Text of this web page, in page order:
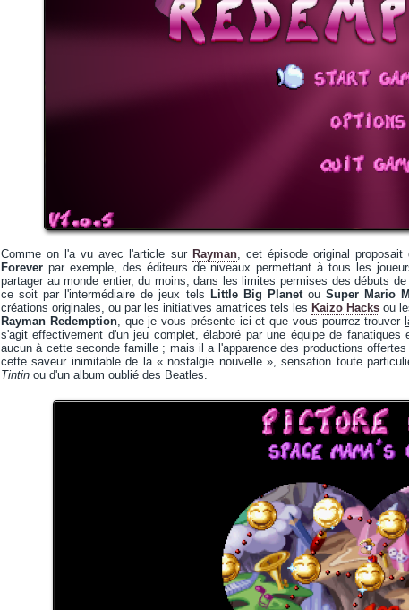
Comme on l'a vu avec l'article sur Rayman, cet épisode original
Forever par exemple, des éditeurs de niveaux permettant à tous les
partager au monde entier, du moins, dans les limites permises des débuts
ce soit par l'intermédiaire de jeux tels Little Big PlanetouSuper Mario
créations originales, ou par les initiatives amatrices tels les Kaizo Hacks ou
Rayman Redemption, que je vous présente ici et que vous pourrez trouver
s'agit effectivement d'un jeu complet, élaboré par une équipe de
aucun à cette seconde famille ; mais il a l'apparence des productions
cette saveur inimitable de la « nostalgie nouvelle », sensation toute
Tintin ou d'un album oublié des Beatles.